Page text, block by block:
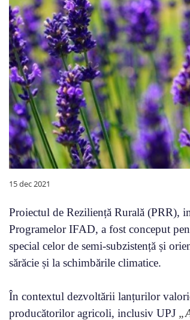
15 dec 2021
Proiectul de Reziliență Rurală (PRR),
Programelor IFAD, a fost conceput
special celor de semi-subzistență și
sărăcie și la schimbările climatice.
În contextul dezvoltării lanțurilor
producătorilor agricoli, inclusiv UPJ